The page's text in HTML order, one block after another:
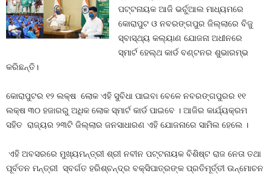
ପଟ୍ଟନାୟକ ଆଜି ଭର୍ଚୁଆଲ ମାଧ୍ୟମରେ
କୋରାପୁଟ ଓ ନବରଙ୍ଗପୁର ଜିଲ୍ଲାରେ ବିଜୁ
ସ୍ବାସ୍ଥ୍ୟ କଲ୍ୟାଣ ଯୋଜନା ଅଧୀନରେ
ସ୍ମାର୍ଟ ହେଲ୍‌ଥ କାର୍ଡ ବଣ୍ଟନର ଶୁଭାରମ୍ଭ
କରିଛନ୍ତି।
କୋରାପୁଟର ୧୨ ଲକ୍ଷ ଲୋକ ଏହି ସୁବିଧା ପାଇବା ବେଳେ ନବରଙ୍ଗପୁରର ୧୧
ଲକ୍ଷ ୩୦ ହଜାରରୁ ଅଧିକ ଲୋକ ସ୍ମାର୍ଟ କାର୍ଡ ପାଇବେ । ଆଜିର କାର୍ଯ୍ୟକ୍ରମ
ସହିତ ରାଜ୍ୟର ୨୩ଟି ଜିଲ୍ଲାର ଜନସାଧାରଣ ଏହି ଯୋଜନାରେ ସାମିଲ ହେଲେ ।
ଏହି ଅବସରରେ ମୁଖ୍ୟମନ୍ତ୍ରୀ ଶ୍ରୀ ନବୀନ ପଟ୍ଟନାୟକ ବିଶିଷ୍ଟ ରାଜ ନେତା ତଥା
ପୂର୍ବତନ ମନ୍ତ୍ରୀ ସ୍ବର୍ଗତ ହରିଶ୍ଚନ୍ଦ୍ର ବକ୍‌ସିପାତ୍ରଙ୍କ ପ୍ରତିମୂର୍ତ୍ତୀ ଉନ୍ମୋଚନ